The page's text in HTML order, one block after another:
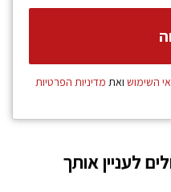
השימוש ואת מדיניות הפרטיות
לעניין אותך